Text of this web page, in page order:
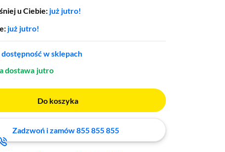
u Ciebie: już jutro!
już jutro!
w sklepach
dostawa jutro
Do koszyka
Zadzwoń i zamów 855 855 855